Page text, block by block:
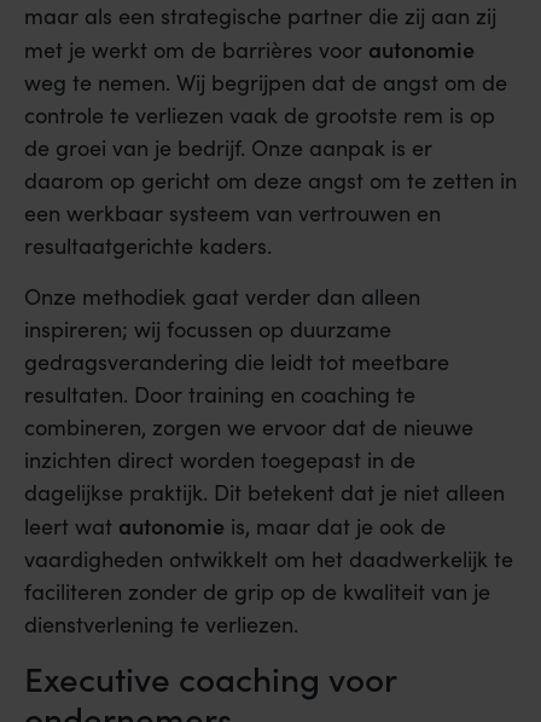
maar als een strategische partner die zij aan zij
met je werkt om de barrières voor autonomie
weg te nemen. Wij begrijpen dat de angst om de
controle te verliezen vaak de grootste rem is op
de groei van je bedrijf. Onze aanpak is er
daarom op gericht om deze angst om te zetten in
een werkbaar systeem van vertrouwen en
resultaatgerichte kaders.
Onze methodiek gaat verder dan alleen
inspireren; wij focussen op duurzame
gedragsverandering die leidt tot meetbare
resultaten. Door training en coaching te
combineren, zorgen we ervoor dat de nieuwe
inzichten direct worden toegepast in de
dagelijkse praktijk. Dit betekent dat je niet alleen
leert wat autonomie is, maar dat je ook de
vaardigheden ontwikkelt om het daadwerkelijk te
faciliteren zonder de grip op de kwaliteit van je
dienstverlening te verliezen.
Executive coaching voor